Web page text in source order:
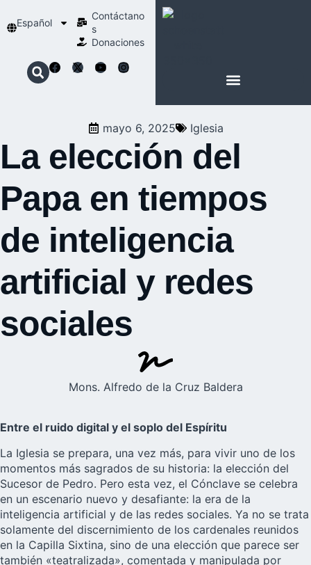
Español
Contáctano
s
Donaciones
mayo 6, 2025 Iglesia
La elección del
Papa en tiempos
de inteligencia
artificial y redes
sociales
Mons. Alfredo de la Cruz Baldera
Entre el ruido digital y el soplo del Espíritu
La Iglesia se prepara, una vez más, para vivir uno de los
momentos más sagrados de su historia: la elección del
Sucesor de Pedro. Pero esta vez, el Cónclave se celebra
en un escenario nuevo y desafiante: la era de la
inteligencia artificial y de las redes sociales. Ya no se trata
solamente del discernimiento de los cardenales reunidos
en la Capilla Sixtina, sino de una elección que parece ser
también «teatralizada», comentada y manipulada por